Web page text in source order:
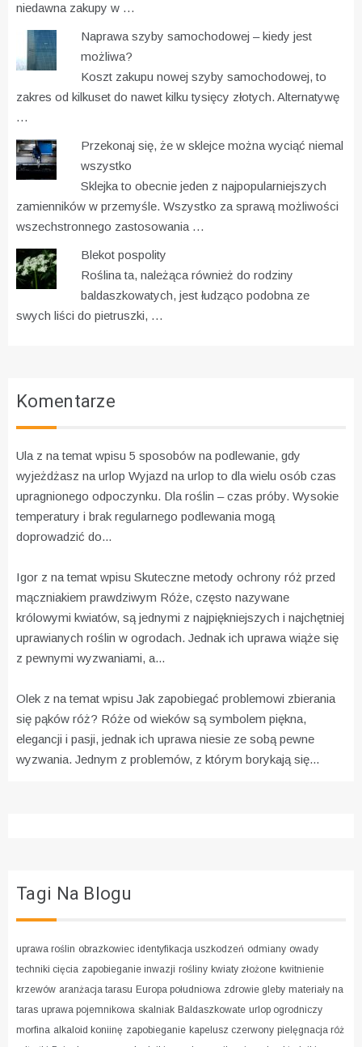
niedawna zakupy w …
Naprawa szyby samochodowej – kiedy jest
możliwa?
Koszt zakupu nowej szyby samochodowej, to
zakres od kilkuset do nawet kilku tysięcy złotych. Alternatywę
…
Przekonaj się, że w sklejce można wyciąć niemal
wszystko
Sklejka to obecnie jeden z najpopularniejszych
zamienników w przemyśle. Wszystko za sprawą możliwości
wszechstronnego zastosowania …
Blekot pospolity
Roślina ta, należąca również do rodziny
baldaszkowatych, jest łudząco podobna ze
swych liści do pietruszki, …
Komentarze
Ula z na temat wpisu 5 sposobów na podlewanie, gdy
wyjeżdżasz na urlop Wyjazd na urlop to dla wielu osób czas
upragnionego odpoczynku. Dla roślin – czas próby. Wysokie
temperatury i brak regularnego podlewania mogą
doprowadzić do...
Igor z na temat wpisu Skuteczne metody ochrony róż przed
mączniakiem prawdziwym Róże, często nazywane
królowymi kwiatów, są jednymi z najpiękniejszych i najchętniej
uprawianych roślin w ogrodach. Jednak ich uprawa wiąże się
z pewnymi wyzwaniami, a...
Olek z na temat wpisu Jak zapobiegać problemowi zbierania
się pąków róż? Róże od wieków są symbolem piękna,
elegancji i pasji, jednak ich uprawa niesie ze sobą pewne
wyzwania. Jednym z problemów, z którym borykają się...
Tagi Na Blogu
uprawa roślin obrazkowiec identyfikacja uszkodzeń odmiany owady
techniki cięcia zapobieganie inwazji rośliny kwiaty złożone kwitnienie
krzewów aranżacja tarasu Europa południowa zdrowie gleby materiały na
taras uprawa pojemnikowa skalniak Baldaszkowate urlop ogrodniczy
morfina alkaloid koniinę zapobieganie kapelusz czerwony pielęgnacja róż